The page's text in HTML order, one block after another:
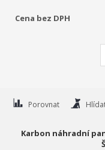
Cena bez DPH
Porovnat
Karbon náhradní